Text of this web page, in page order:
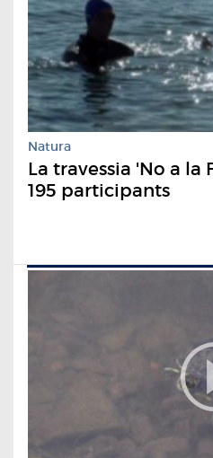
Natura
La travessia 'No a
195 participants